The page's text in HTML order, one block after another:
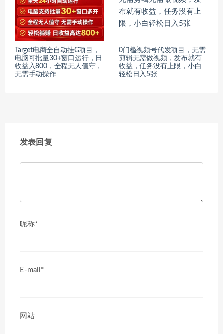
Target电商全自动挂G项目，
电脑可批量30+窗口运行，日
收益入800，全程无人值守，
无需手动操作
0门槛视频号代发项目，无需
剪辑无需做视频，发布就有
收益，任务没有上限，小白
轻松日入5张
发表回复
昵称*
E-mail*
网站